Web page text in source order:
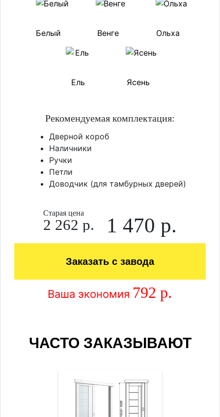
Белый Венге Ольха
Ель Ясень
Рекомендуемая комплектация:
Дверной короб
Наличники
Ручки
Петли
Доводчик (для тамбурных дверей)
Старая цена
2 262 р. 1 470 р.
Заказать с завода
Ваша экономия 792 р.
ЧАСТО ЗАКАЗЫВАЮТ